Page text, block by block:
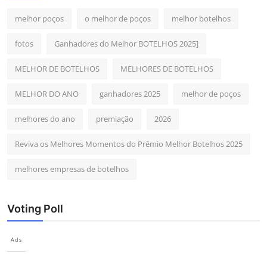
melhor poços o melhor de poços melhor botelhos
fotos Ganhadores do Melhor BOTELHOS 2025]
MELHOR DE BOTELHOS MELHORES DE BOTELHOS
MELHOR DO ANO ganhadores 2025 melhor de poços
melhores do ano premiação 2026
Reviva os Melhores Momentos do Prêmio Melhor Botelhos 2025
melhores empresas de botelhos
Voting Poll
Ads